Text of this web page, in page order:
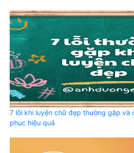
7 lỗi khi luyện chữ đẹp thường gặp và
phục hiệu quả